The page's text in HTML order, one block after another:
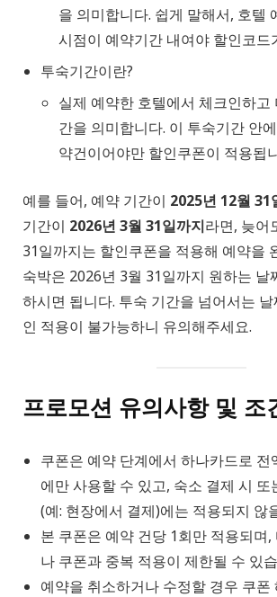
을 의미합니다. 쉽게 말해서, 호텔
시점이 예약기간 내여야 할인코드
투숙기간이란?
실제 예약한 호텔에서 체크인하고
간을 의미합니다. 이 투숙기간 안
약건이어야만 할인쿠폰이 적용됩
예를 들어, 예약 기간이 2025년 12월 31
기간이 2026년 3월 31일까지라면, 늦어
31일까지는 할인쿠폰을 적용해 예약을
숙박은 2026년 3월 31일까지 원하는 날
하시면 됩니다. 투숙 기간을 넘어서는
인 적용이 불가능하니 유의해주세요.
프로모션 유의사항 및 조
쿠폰은 예약 단계에서 하나카드로 전
에만 사용할 수 있고, 숙소 결제 시 또
(예: 현장에서 결제)에는 적용되지 않
본 쿠폰은 예약 건당 1회만 적용되며,
나 쿠폰과 중복 적용이 제한될 수 있
예약을 취소하거나 수정할 경우 쿠폰